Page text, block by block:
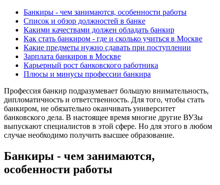
Банкиры - чем занимаются, особенности работы
Список и обзор должностей в банке
Какими качествами должен обладать банкир
Как стать банкиром - где и сколько учиться в Москве
Какие предметы нужно сдавать при поступлении
Зарплата банкиров в Москве
Карьерный рост банковского работника
Плюсы и минусы профессии банкира
Профессия банкир подразумевает большую внимательность,
дипломатичность и ответственность. Для того, чтобы стать
банкиром, не обязательно оканчивать университет
банковского дела. В настоящее время многие другие ВУЗы
выпускают специалистов в этой сфере. Но для этого в любом
случае необходимо получить высшее образование.
Банкиры - чем занимаются,
особенности работы